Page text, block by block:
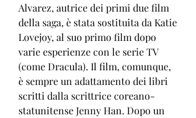
Alvarez, autrice dei primi due film
della saga, è stata sostituita da Katie
Lovejoy, al suo primo film dopo
varie esperienze con le serie TV
(come Dracula). Il film, comunque,
è sempre un adattamento dei libri
scritti dalla scrittrice coreano-
statunitense Jenny Han. Dopo un